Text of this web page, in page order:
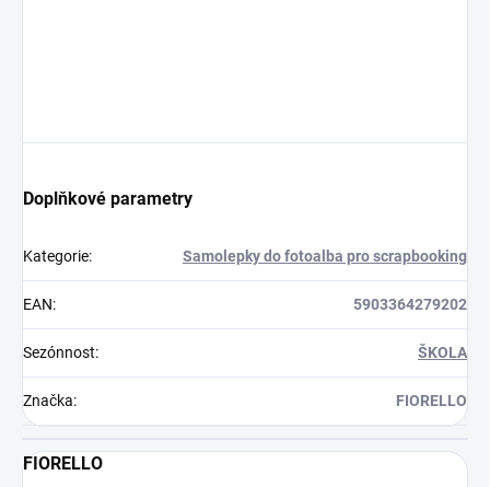
Doplňkové parametry
Kategorie: Samolepky do fotoalba pro scrapbooking
EAN: 5903364279202
Sezónnost: ŠKOLA
Značka: FIORELLO
FIORELLO